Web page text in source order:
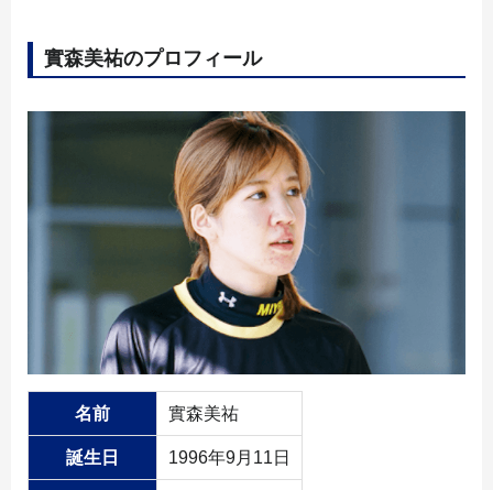
實森美祐のプロフィール
名前 實森美祐
誕生日 1996年9月11日